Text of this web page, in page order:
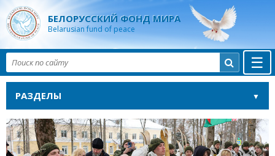
БЕЛОРУССКИЙ ФОНД МИРА
Belarusian fund of peace
☰

РАЗДЕЛЫ